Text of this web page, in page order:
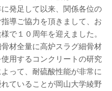
ー
発足して以来、関係各位の
指導ご協力を頂きまして、お
で１０周年を迎えました。
材全量に高炉スラグ細骨材
使用するコンクリートの研究
よって、耐硫酸性能が非常に
ていることが岡山大学綾野